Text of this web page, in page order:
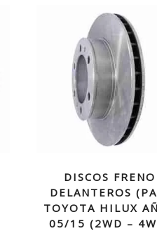
DISCOS FRENO
DELANTEROS
TOYOTA HILUX
05/15 (2WD –